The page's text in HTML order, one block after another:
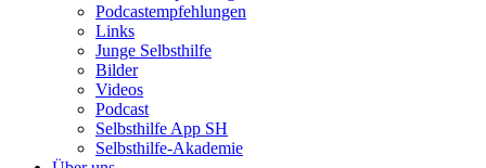
Podcastempfehlungen
Links
Junge Selbsthilfe
Bilder
Videos
Podcast
Selbsthilfe App SH
Selbsthilfe-Akademie